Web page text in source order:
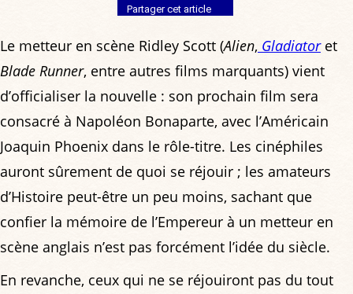
Partager cet article
Le metteur en scène Ridley Scott (Alien, Gladiatoret
Blade Runner, entre autres films marquants) vient
d’officialiser la nouvelle : son prochain film sera
consacré à Napoléon Bonaparte, avec l’Américain
Joaquin Phoenix dans le rôle-titre. Les cinéphiles
auront sûrement de quoi se réjouir ; les amateurs
d’Histoire peut-être un peu moins, sachant que
confier la mémoire de l’Empereur à un metteur en
scène anglais n’est pas forcément l’idée du siècle.
En revanche, ceux qui ne se réjouiront pas du tout